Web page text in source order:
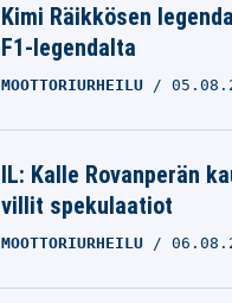
Kimi Räikkösen
F1-legendalta
MOOTTORIURHEILU
IL: Kalle Rovanperän
villit spekulaatiot
MOOTTORIURHEILU